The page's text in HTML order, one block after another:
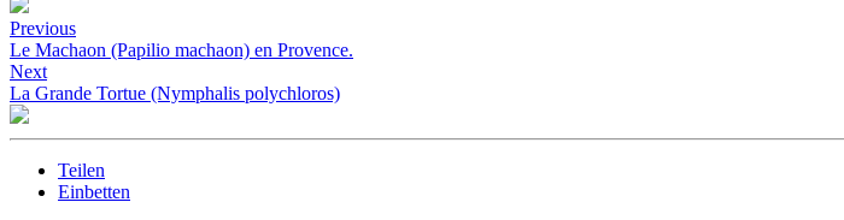
Previous
Le Machaon (Papilio machaon) en Provence.
Next
La Grande Tortue (Nymphalis polychloros)
Teilen
Einbetten